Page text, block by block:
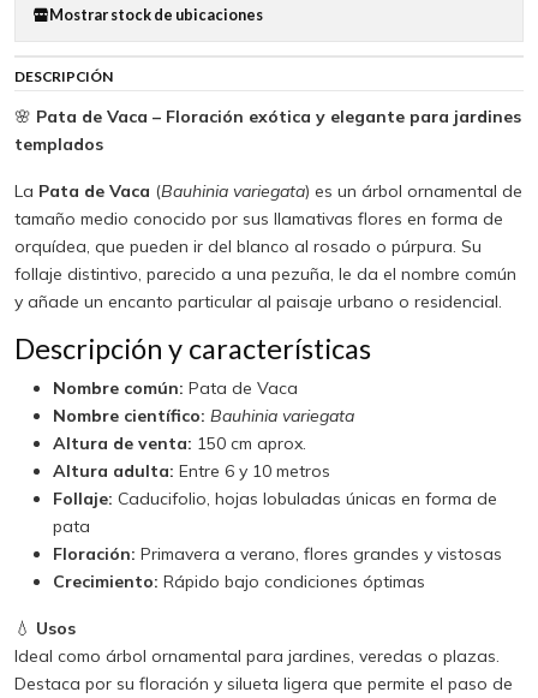
Mostrar stock de ubicaciones
DESCRIPCIÓN
🌸 Pata de Vaca – Floración exótica y elegante para jardines
templados
La Pata de Vaca (Bauhinia variegata) es un árbol ornamental de
tamaño medio conocido por sus llamativas flores en forma de
orquídea, que pueden ir del blanco al rosado o púrpura. Su
follaje distintivo, parecido a una pezuña, le da el nombre común
y añade un encanto particular al paisaje urbano o residencial.
Descripción y características
Nombre común: Pata de Vaca
Nombre científico: Bauhinia variegata
Altura de venta: 150 cm aprox.
Altura adulta: Entre 6 y 10 metros
Follaje: Caducifolio, hojas lobuladas únicas en forma de
pata
Floración: Primavera a verano, flores grandes y vistosas
Crecimiento: Rápido bajo condiciones óptimas
💧 Usos
Ideal como árbol ornamental para jardines, veredas o plazas.
Destaca por su floración y silueta ligera que permite el paso de